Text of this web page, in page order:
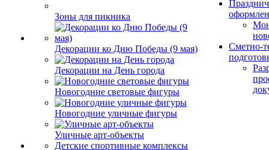
Зоны для пикника
Декорации ко Дню Победы (9 мая)
Декорации на День города
Новогодние световые фигуры
Новогодние уличные фигуры
Уличные арт-объекты
Детские спортивные комплексы
Сметно-